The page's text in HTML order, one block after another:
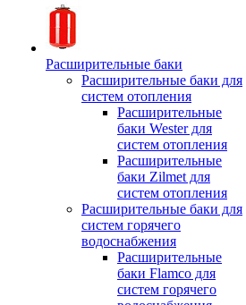
Расширительные баки
Расширительные баки для
систем отопления
Расширительные
баки Wester для
систем отопления
Расширительные
баки Zilmet для
систем отопления
Расширительные баки для
систем горячего
водоснабжения
Расширительные
баки Flamco для
систем горячего